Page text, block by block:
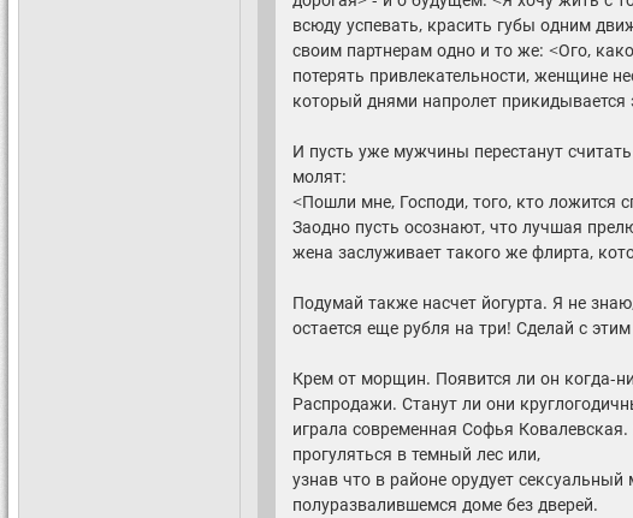
всюду успевать, красить губы одним
своим партнерам одно и то же: <Ого,
потерять привлекательности, женщине
который днями напролет прикидывается
И пусть уже мужчины перестанут
молят:
<Пошли мне, Господи, того, кто ложится
Заодно пусть осознают, что лучшая
жена заслуживает такого же флирта,
Подумай также насчет йогурта. Я не
остается еще рубля на три! Сделай с
Крем от морщин. Появится ли он когда-
Распродажи. Станут ли они
играла современная Софья
прогуляться в темный лес или,
узнав что в районе орудует
полуразвалившемся доме без дверей.